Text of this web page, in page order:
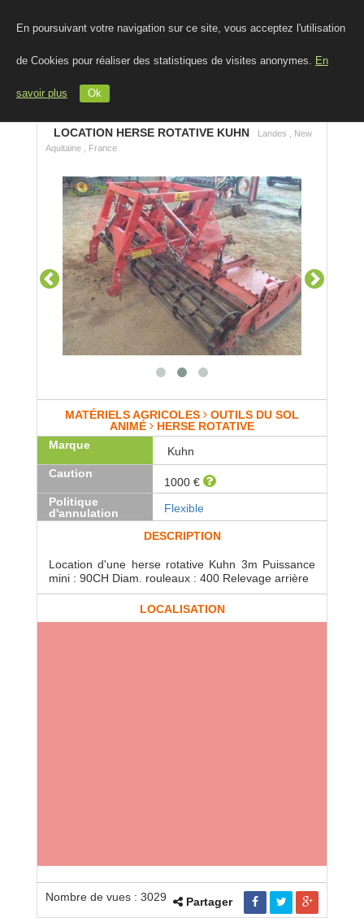
En poursuivant votre navigation sur ce site, vous acceptez l'utilisation
de Cookies pour réaliser des statistiques de visites anonymes. En
savoir plus Ok
LOCATION HERSE ROTATIVE KUHN
Landes , New
Aquitaine , France
MATÉRIELS AGRICOLES
OUTILS DU SOL
ANIMÉ
HERSE ROTATIVE
Marque
Kuhn
Caution
1000 €
Politique
d'annulation
Flexible
DESCRIPTION
Location d'une herse rotative Kuhn 3m Puissance
mini : 90CH Diam. rouleaux : 400 Relevage arrière
LOCALISATION
Nombre de vues : 3029 Partager